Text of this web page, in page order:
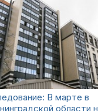
В марте в
области